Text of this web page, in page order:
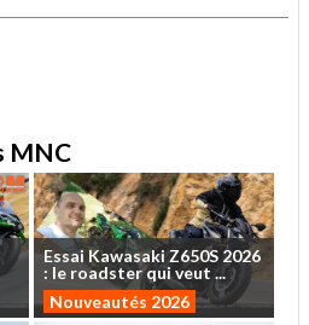
MNC
Essai Kawasaki Z650S 2026
: le roadsterquiveut ...
Nouveautés 2026